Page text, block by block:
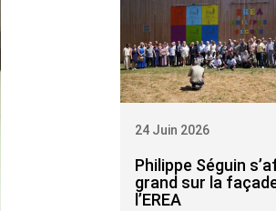
Philippe Séguin
grand sur la
l’EREA
24 Juin 2026